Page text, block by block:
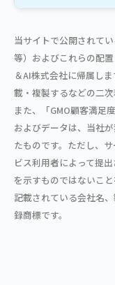
当サイトで公開されて
等）およびこれらの配
＆AI株式会社に帰属し
載・複製するなどの二次
また、「GMO顧客満足
およびデータは、当社
たものです。ただし、
ビス利用者によって提
を示すものではないこ
記載されている会社名
録商標です。